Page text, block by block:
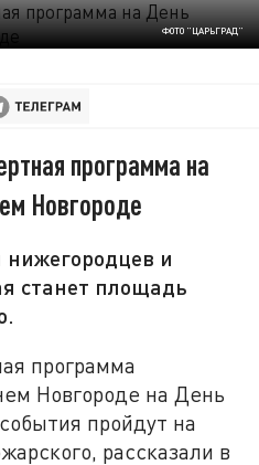
ФОТО "ЦАРЬГРАД"
программа на
Новгороде
и
станет площадь
программа
Новгороде на День
пройдут на
рассказали в